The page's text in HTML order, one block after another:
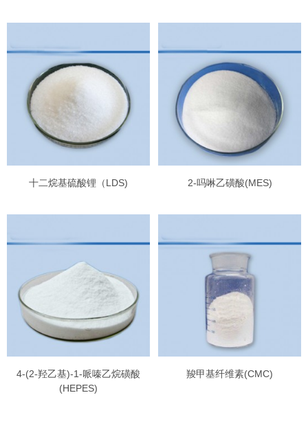
十二烷基硫酸锂（LDS) 2-吗啉乙磺酸(MES)
4-(2-羟乙基)-1-哌嗪乙烷磺酸
(HEPES)
羧甲基纤维素(CMC)